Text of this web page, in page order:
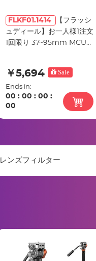
FLKF01.1414
【フラッシ
ュディール】お一人様1注文
1回限り 37~95mm MCUV
￥5,694 Sale
Ends in:
00 : 00 : 00 :
00
レンズフィルター